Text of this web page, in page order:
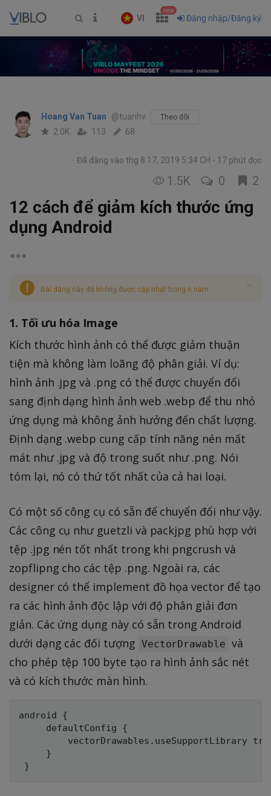
VI
new
Đăng nhập/Đăng ký
Hoang Van Tuan @tuanhv Theo dõi
2.0K 113 68
Đã đăng vào thg 8 17, 2019 5:34 CH 17 phút đọc
1.5K 0 2
12 cách để giảm kích thước ứng
dụng Android
Bài đăng này đã không được cập nhật trong 6 năm
1. Tối ưu hóa Image
Kích thước hình ảnh có thể được giảm thuận
tiện mà không làm loãng độ phân giải. Ví dụ:
hình ảnh .jpg và .png có thể được chuyển đổi
sang định dạng hình ảnh web .webp để thu nhỏ
ứng dụng mà không ảnh hưởng đến chất lượng.
Định dạng .webp cung cấp tính năng nén mất
mát như .jpg và độ trong suốt như .png. Nói
tóm lại, nó có thứ tốt nhất của cả hai loại.
Có một số công cụ có sẵn để chuyển đổi như vậy.
Các công cụ như guetzli và packjpg phù hợp với
tệp .jpg nén tốt nhất trong khi pngcrush và
zopflipng cho các tệp .png. Ngoài ra, các
designer có thể implement đồ họa vector để tạo
ra các hình ảnh độc lập với độ phân giải đơn
giản. Các ứng dụng này có sẵn trong Android
dưới dạng các đối tượng VectorDrawable và
cho phép tệp 100 byte tạo ra hình ảnh sắc nét
và có kích thước màn hình.
android {
     defaultConfig {
vectorDrawables.useSupportLibrary
     }